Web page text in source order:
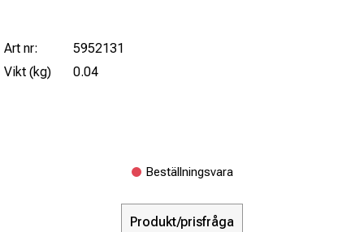
Art nr:
5952131
Vikt (kg)
0.04
Beställningsvara
Produkt/prisfråga